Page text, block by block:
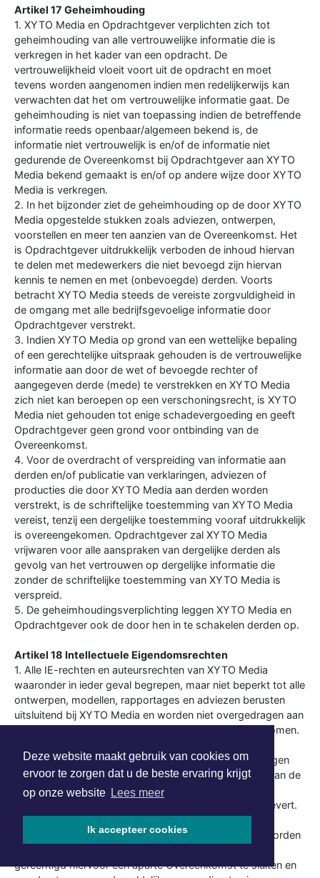
Deze website maakt gebruik van cookies om
ervoor te zorgen dat u de beste ervaring krijgt
op onze website Lees meer
Ik accepteer cookies
Artikel 17 Geheimhouding
1. XYTO Media en Opdrachtgever verplichten zich tot
geheimhouding van alle vertrouwelijke informatie die is
verkregen in het kader van een opdracht. De
vertrouwelijkheid vloeit voort uit de opdracht en moet
tevens worden aangenomen indien men redelijkerwijs kan
verwachten dat het om vertrouwelijke informatie gaat. De
geheimhouding is niet van toepassing indien de betreffende
informatie reeds openbaar/algemeen bekend is, de
informatie niet vertrouwelijk is en/of de informatie niet
gedurende de Overeenkomst bij Opdrachtgever aan XYTO
Media bekend gemaakt is en/of op andere wijze door XYTO
Media is verkregen.
2. In het bijzonder ziet de geheimhouding op de door XYTO
Media opgestelde stukken zoals adviezen, ontwerpen,
voorstellen en meer ten aanzien van de Overeenkomst. Het
is Opdrachtgever uitdrukkelijk verboden de inhoud hiervan
te delen met medewerkers die niet bevoegd zijn hiervan
kennis te nemen en met (onbevoegde) derden. Voorts
betracht XYTO Media steeds de vereiste zorgvuldigheid in
de omgang met alle bedrijfsgevoelige informatie door
Opdrachtgever verstrekt.
3. Indien XYTO Media op grond van een wettelijke bepaling
of een gerechtelijke uitspraak gehouden is de vertrouwelijke
informatie aan door de wet of bevoegde rechter of
aangegeven derde (mede) te verstrekken en XYTO Media
zich niet kan beroepen op een verschoningsrecht, is XYTO
Media niet gehouden tot enige schadevergoeding en geeft
Opdrachtgever geen grond voor ontbinding van de
Overeenkomst.
4. Voor de overdracht of verspreiding van informatie aan
derden en/of publicatie van verklaringen, adviezen of
producties die door XYTO Media aan derden worden
verstrekt, is de schriftelijke toestemming van XYTO Media
vereist, tenzij een dergelijke toestemming vooraf uitdrukkelijk
is overeengekomen. Opdrachtgever zal XYTO Media
vrijwaren voor alle aanspraken van dergelijke derden als
gevolg van het vertrouwen op dergelijke informatie die
zonder de schriftelijke toestemming van XYTO Media is
verspreid.
5. De geheimhoudingsverplichting leggen XYTO Media en
Opdrachtgever ook de door hen in te schakelen derden op.
Artikel 18 Intellectuele Eigendomsrechten
1. Alle IE-rechten en auteursrechten van XYTO Media
waaronder in ieder geval begrepen, maar niet beperkt tot alle
ontwerpen, modellen, rapportages en adviezen berusten
uitsluitend bij XYTO Media en worden niet overgedragen aan
Opdrachtgever tenzij uitdrukkelijk anders overeengekomen.
berusten bij Opdrachtgever en worden niet overgedragen
aan XYTO Media. XYTO Media verkrijgt ten behoeve van de
uitvoering van de Overeenkomst een onherroepelijk
gebruiksrecht van al hetgeen dat Opdrachtgever aanlevert.
2. Indien overeengekomen is dat één of meerdere van
voorgenoemde zaken c.q. werken van XYTO Media worden
gerechtigd hiervoor een aparte Overeenkomst te sluiten en